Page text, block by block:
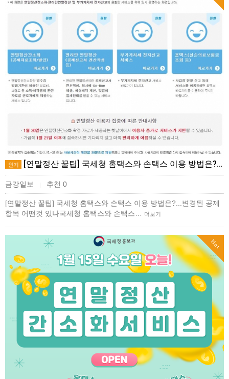
인기 [연말정산 꿀팁] 국세청 홈택스와 손택스 이용 방법은?…
금강일보 | 추천 0
[연말정산 꿀팁] 국세청 홈택스와 손택스 이용 방법은?...변경된 공제
항목 어떤것 있나국세청 홈택스와 손택스…
더보기
Hot